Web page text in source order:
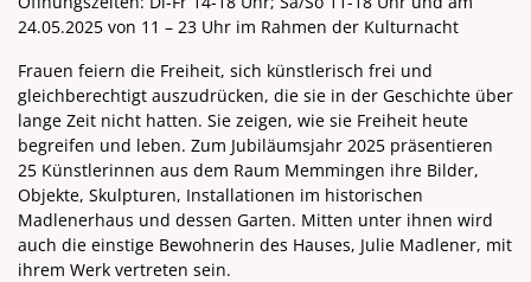
24.05.2025 von 11 – 23 Uhr im Rahmen der Kulturnacht
Frauen feiern die Freiheit, sich künstlerisch frei und
gleichberechtigt auszudrücken, die sie in der Geschichte über
lange Zeit nicht hatten. Sie zeigen, wie sie Freiheit heute
begreifen und leben. Zum Jubiläumsjahr 2025 präsentieren
25 Künstlerinnen aus dem Raum Memmingen ihre Bilder,
Objekte, Skulpturen, Installationen im historischen
Madlenerhaus und dessen Garten. Mitten unter ihnen wird
auch die einstige Bewohnerin des Hauses, Julie Madlener, mit
ihrem Werk vertreten sein.